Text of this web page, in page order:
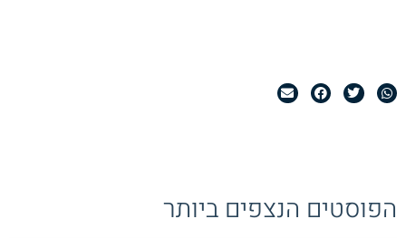
הפוסטים הנצפים ביותר